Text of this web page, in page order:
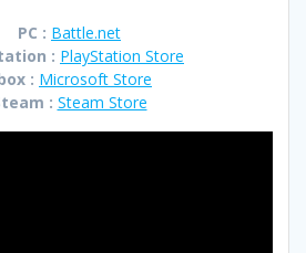
PC : Battle.net
: PlayStation Store
: Microsoft Store
: Steam Store